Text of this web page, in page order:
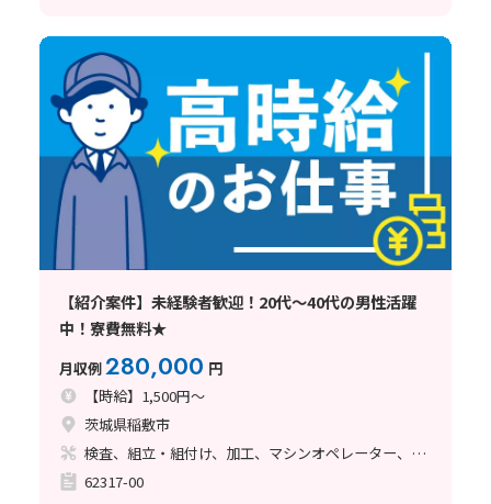
【紹介案件】未経験者歓迎！20代～40代の男性活躍
中！寮費無料★
月収例280,000 円
【時給】1,500円～
茨城県稲敷市
検査、組立・組付け、加工、マシンオペレーター、溶接、塗装
62317-00